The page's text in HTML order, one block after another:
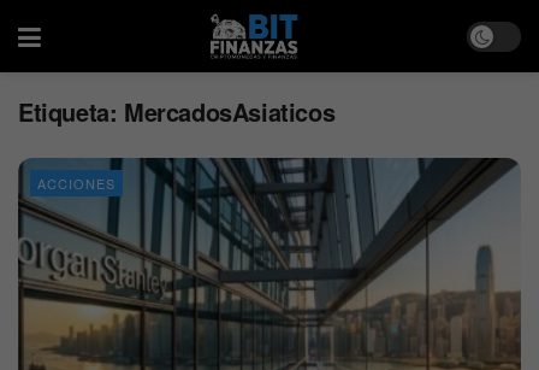
Etiqueta: MercadosAsiaticos
ACCIONES